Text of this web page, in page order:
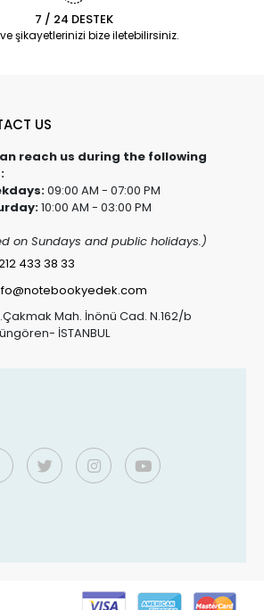
7 / 24 DESTEK
şikayetlerinizi bize iletebilirsiniz.
US
reach us during the following
09:00 AM - 07:00 PM
10:00 AM - 03:00 PM
on Sundays and public holidays.)
433 38 33
Mah. İnönü Cad. N.162/b
İSTANBUL